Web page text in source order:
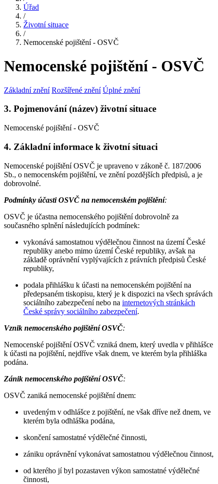
Úřad
/
Životní situace
/
Nemocenské pojištění - OSVČ
Nemocenské pojištění - OSVČ
Základní znění Rozšířené znění Úplné znění
3. Pojmenování (název) životní situace
Nemocenské pojištění - OSVČ
4. Základní informace k životní situaci
Nemocenské pojištění OSVČ je upraveno v zákoně č. 187/2006
Sb., o nemocenském pojištění, ve znění pozdějších předpisů, a je
dobrovolné.
Podmínky účasti OSVČ na nemocenském pojištění:
OSVČ je účastna nemocenského pojištění dobrovolně za
současného splnění následujících podmínek:
vykonává samostatnou výdělečnou činnost na území České
republiky anebo mimo území České republiky, avšak na
základě oprávnění vyplývajících z právních předpisů České
republiky,
podala přihlášku k účasti na nemocenském pojištění na
předepsaném tiskopisu, který je k dispozici na všech správách
sociálního zabezpečení nebo na internetových stránkách
České správy sociálního zabezpečení.
Vznik nemocenského pojištění OSVČ:
Nemocenské pojištění OSVČ vzniká dnem, který uvedla v přihlášce
k účasti na pojištění, nejdříve však dnem, ve kterém byla přihláška
podána.
Zánik nemocenského pojištění OSVČ:
OSVČ zaniká nemocenské pojištění dnem:
uvedeným v odhlášce z pojištění, ne však dříve než dnem, ve
kterém byla odhláška podána,
skončení samostatné výdělečné činnosti,
zániku oprávnění vykonávat samostatnou výdělečnou činnost,
od kterého jí byl pozastaven výkon samostatné výdělečné
činnosti,